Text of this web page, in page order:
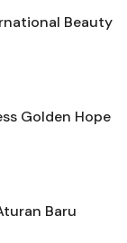
Beauty
Golden Hope
Baru